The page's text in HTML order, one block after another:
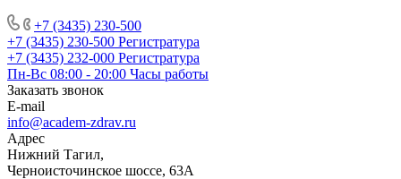
+7 (3435) 230-500
+7 (3435) 230-500 Регистратура
+7 (3435) 232-000 Регистратура
Пн-Вс 08:00 - 20:00 Часы работы
Заказать звонок
E-mail
info@academ-zdrav.ru
Адрес
Нижний Тагил,
Черноисточинское шоссе, 63А